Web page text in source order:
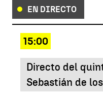
EN DIRECTO
15:00
Directo del
Sebastián de